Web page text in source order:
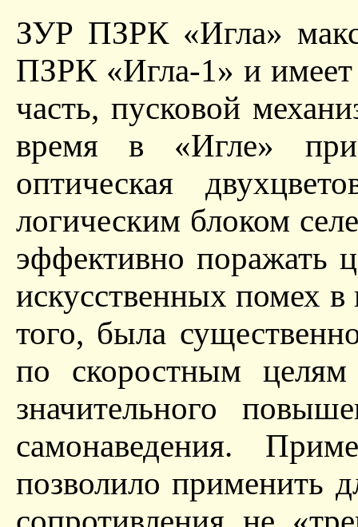
ЗУР ПЗРК «Игла»
ПЗРК «Игла-1» и имеет
часть, пусковой
время в «Игле»
оптическая
логическим блоком
эффективно поражать
искусственных помех
того, была
по скоростным
значительного
самонаведения.
позволило применить